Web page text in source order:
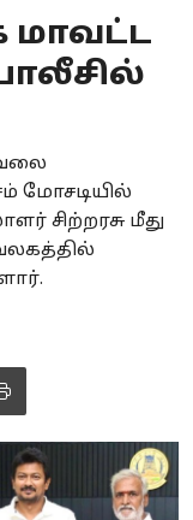
மாவட்ட
மோசடியில்
சிற்றரசு மீது